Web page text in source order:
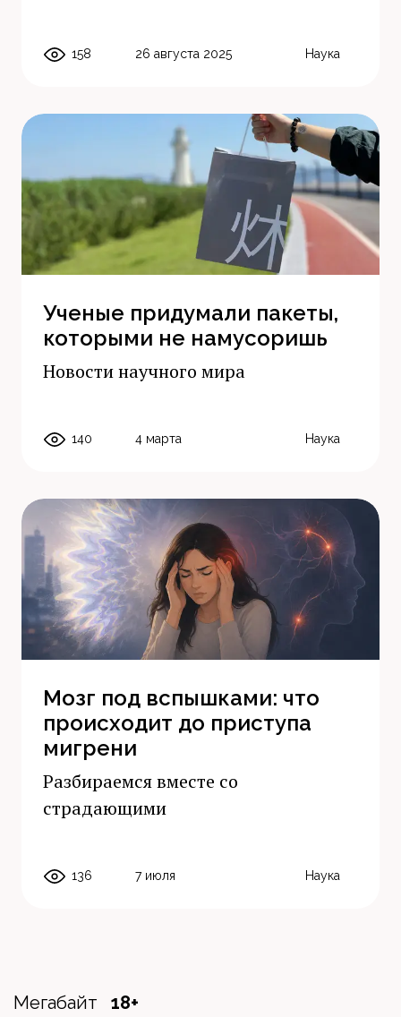
158 26 августа 2025 Наука
Ученые придумали пакеты,
которыми не намусоришь
Новости научного мира
140 4 марта Наука
Мозг под вспышками: что
происходит до приступа
мигрени
Разбираемся вместе со
страдающими
136 7 июля Наука
Мегабайт 18+